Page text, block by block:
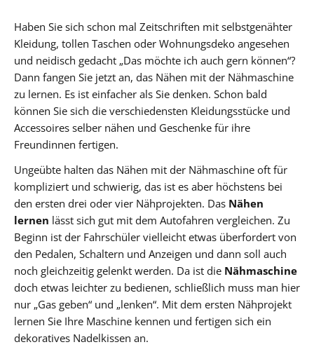
Haben Sie sich schon mal Zeitschriften mit selbstgenähter
Kleidung, tollen Taschen oder Wohnungsdeko angesehen
und neidisch gedacht „Das möchte ich auch gern können“?
Dann fangen Sie jetzt an, das Nähen mit der Nähmaschine
zu lernen. Es ist einfacher als Sie denken. Schon bald
können Sie sich die verschiedensten Kleidungsstücke und
Accessoires selber nähen und Geschenke für ihre
Freundinnen fertigen.
Ungeübte halten das Nähen mit der Nähmaschine oft für
kompliziert und schwierig, das ist es aber höchstens bei
den ersten drei oder vier Nähprojekten. Das Nähen
lernen lässt sich gut mit dem Autofahren vergleichen. Zu
Beginn ist der Fahrschüler vielleicht etwas überfordert von
den Pedalen, Schaltern und Anzeigen und dann soll auch
noch gleichzeitig gelenkt werden. Da ist die Nähmaschine
doch etwas leichter zu bedienen, schließlich muss man hier
nur „Gas geben“ und „lenken“. Mit dem ersten Nähprojekt
lernen Sie Ihre Maschine kennen und fertigen sich ein
dekoratives Nadelkissen an.